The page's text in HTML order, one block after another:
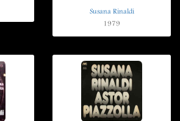
Susana Rinaldi
1979